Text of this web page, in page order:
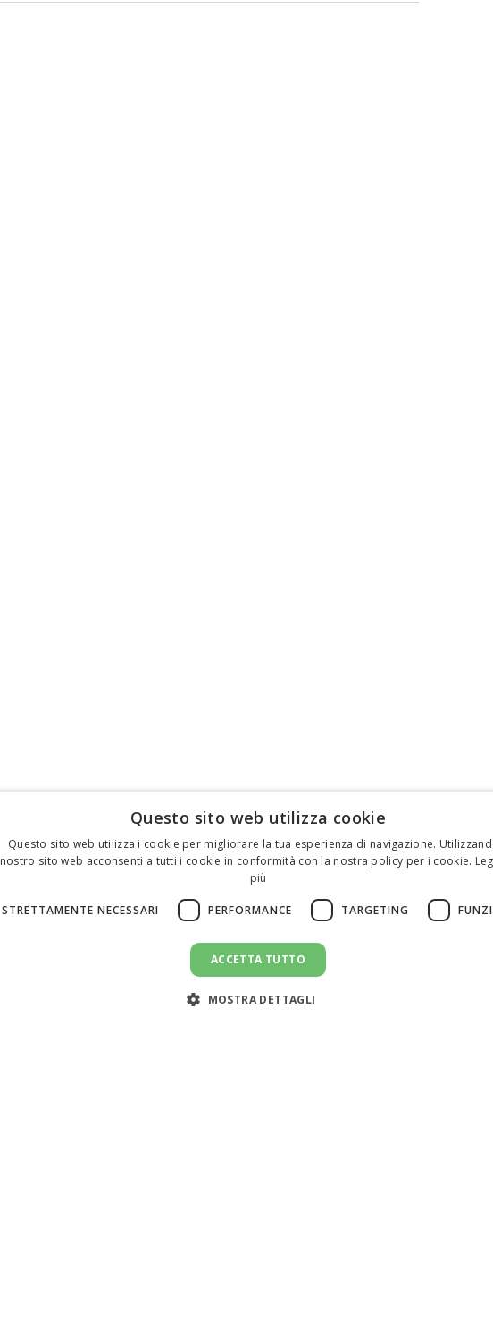
Questo sito web utilizza cookie
Questo sito web utilizza i cookie per migliorare la tua esperienza di navigazione.
nostro sito web acconsenti a tutti i cookie in conformità con la nostra policy per i cookie.
più
STRETTAMENTE NECESSARI PERFORMANCE TARGETING
ACCETTA TUTTO
MOSTRA DETTAGLI